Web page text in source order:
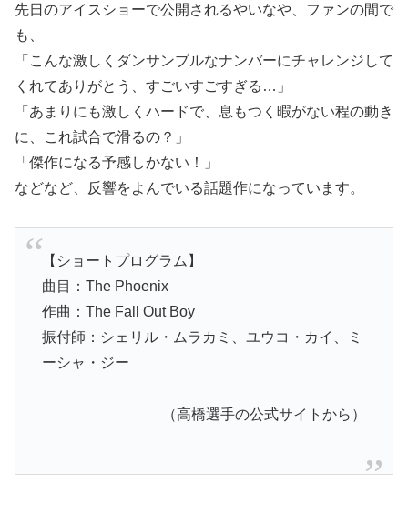
先日のアイスショーで公開されるやいなや、ファンの間で
も、
「こんな激しくダンサンブルなナンバーにチャレンジして
くれてありがとう、すごいすごすぎる…」
「あまりにも激しくハードで、息もつく暇がない程の動き
に、これ試合で滑るの？」
「傑作になる予感しかない！」
などなど、反響をよんでいる話題作になっています。
【ショートプログラム】
曲目：The Phoenix
作曲：The Fall Out Boy
振付師：シェリル・ムラカミ、ユウコ・カイ、ミ
ーシャ・ジー
（高橋選手の公式サイトから）